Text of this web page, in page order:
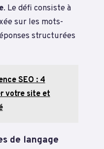
. Le défi consiste à
sur les mots-
structurées
SEO : 4
votre site et
de langage